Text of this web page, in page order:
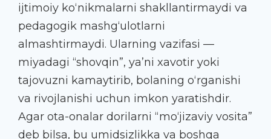
ijtimoiy ko‘nikmalarni shakllantirmaydi va
pedagogik mashg‘ulotlarni
almashtirmaydi. Ularning vazifasi —
miyadagi “shovqin”, ya’ni xavotir yoki
tajovuzni kamaytirib, bolaning o‘rganishi
va rivojlanishi uchun imkon yaratishdir.
Agar ota-onalar dorilarni “mo‘jizaviy vosita”
deb bilsa, bu umidsizlikka va boshqa